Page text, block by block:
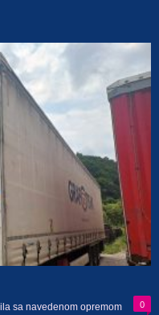
0
sa navedenom opremom